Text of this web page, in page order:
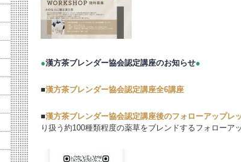
●漢方茶ブレンダー協会認定講座のお知らせ●
■漢方茶ブレンダー協会認定講座全6講座
■漢方茶ブレンダー協会認定講座後のフォローアップレ
り扱う約100種類程度の薬草をブレンドするフォローア